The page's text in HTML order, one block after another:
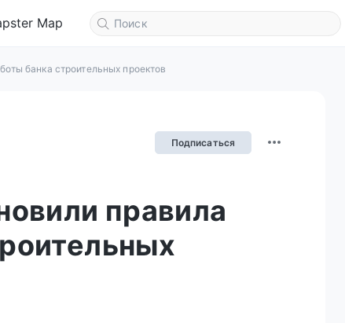
Map
банка строительных проектов
Подписаться
правила